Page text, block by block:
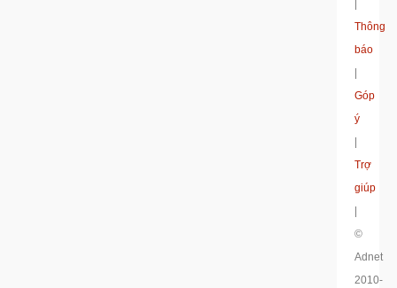
Thông
báo
Góp
ý
Trợ
giúp
©
Adnet
2010-